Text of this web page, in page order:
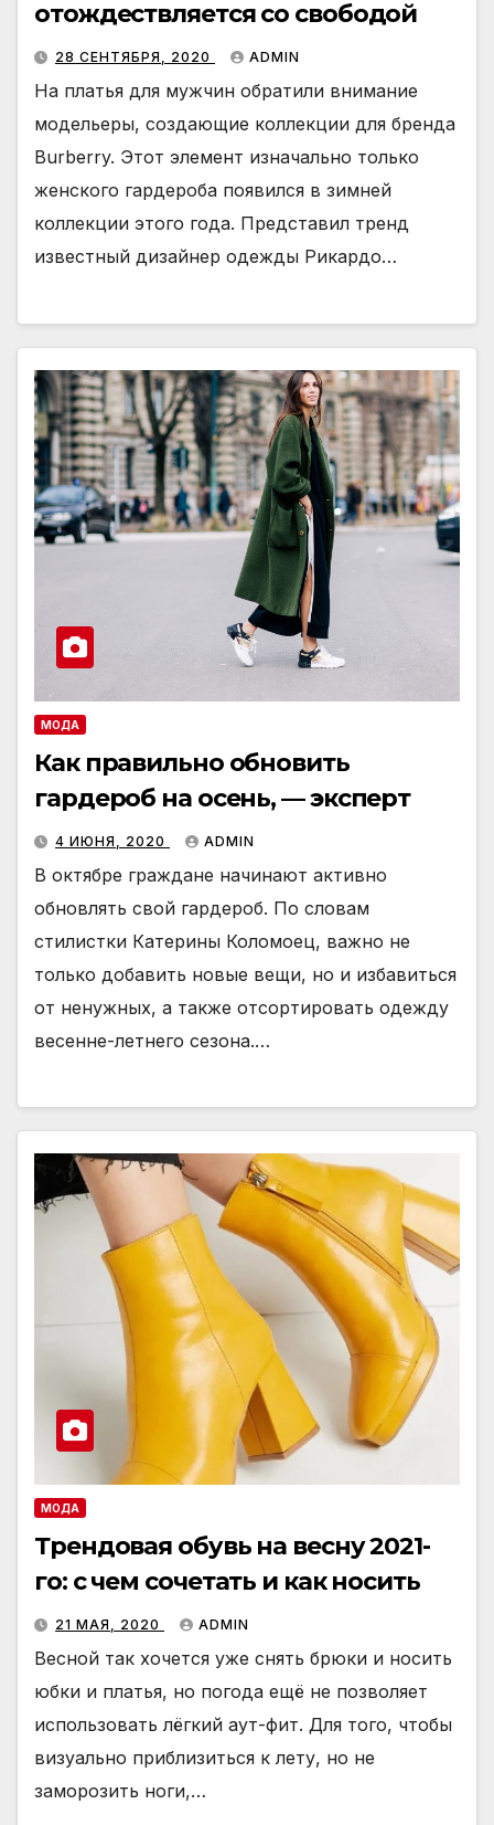
отождествляется со свободой
28 СЕНТЯБРЯ, 2020 ADMIN
На платья для мужчин обратили внимание
модельеры, создающие коллекции для бренда
Burberry. Этот элемент изначально только
женского гардероба появился в зимней
коллекции этого года. Представил тренд
известный дизайнер одежды Рикардо…
МОДА
Как правильно обновить
гардероб на осень, — эксперт
4 ИЮНЯ, 2020 ADMIN
В октябре граждане начинают активно
обновлять свой гардероб. По словам
стилистки Катерины Коломоец, важно не
только добавить новые вещи, но и избавиться
от ненужных, а также отсортировать одежду
весенне-летнего сезона.…
МОДА
Трендовая обувь на весну 2021-
го: с чем сочетать и как носить
21 МАЯ, 2020 ADMIN
Весной так хочется уже снять брюки и носить
юбки и платья, но погода ещё не позволяет
использовать лёгкий аут-фит. Для того, чтобы
визуально приблизиться к лету, но не
заморозить ноги,…